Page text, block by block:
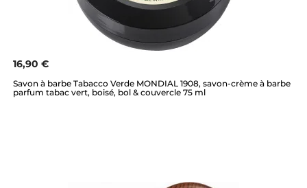
16,90 €
Savon à barbe Tabacco Verde MONDIAL 1908, savon-crème à barbe
parfum tabac vert, boisé, bol & couvercle 75 ml